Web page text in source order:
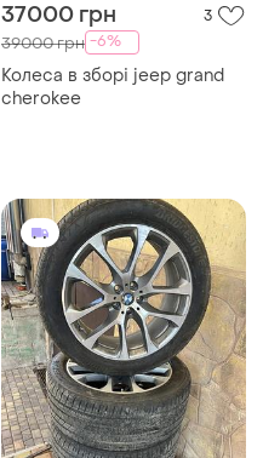
37000 грн 3
39000 грн -6%
Колеса в зборі jeep grand
cherokee